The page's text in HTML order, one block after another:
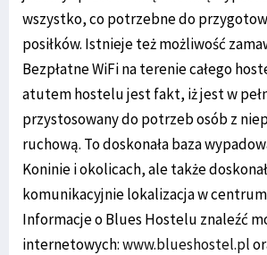
wszystko, co potrzebne do
posiłków. Istnieje też możliwość
Bezpłatne WiFi na terenie całego
atutem hostelu jest fakt, iż jest w
przystosowany do potrzeb osób z
ruchową. To doskonała baza
Koninie i okolicach, ale także
komunikacyjnie lokalizacja w
Informacje o Blues Hostelu znaleźć
internetowych:www.blueshostel.pl